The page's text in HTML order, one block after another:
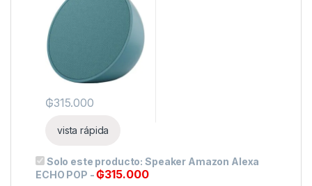
₲315.000
vista rápida
Solo este producto:Speaker Amazon Alexa
ECHO POP -₲315.000